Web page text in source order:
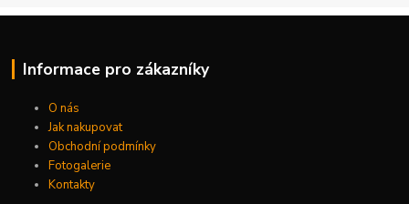
Informace pro zákazníky
O nás
Jak nakupovat
Obchodní podmínky
Fotogalerie
Kontakty